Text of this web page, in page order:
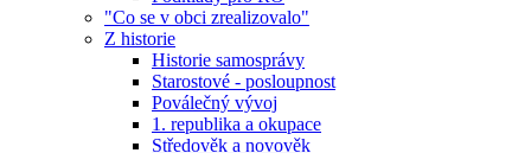
"Co se v obci zrealizovalo"
Z historie
Historie samosprávy
Starostové - posloupnost
Poválečný vývoj
1. republika a okupace
Středověk a novověk